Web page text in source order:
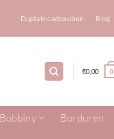
Digitale cadeaubon Blog
€0,00 0
Bobbiny
Borduren